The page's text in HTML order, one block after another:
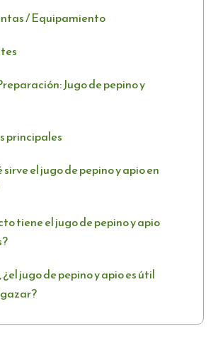
/ Equipamiento
Jugo de pepino y
principales
el jugo de pepino y apio en
tiene el jugo de pepino y apio
jugo de pepino y apio es útil